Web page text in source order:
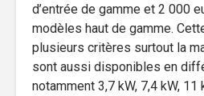
d’entrée de gamme et 2 000
modèles haut de gamme.
plusieurs critères surtout la
sont aussi disponibles en
notamment 3,7 kW, 7,4 kW, 11